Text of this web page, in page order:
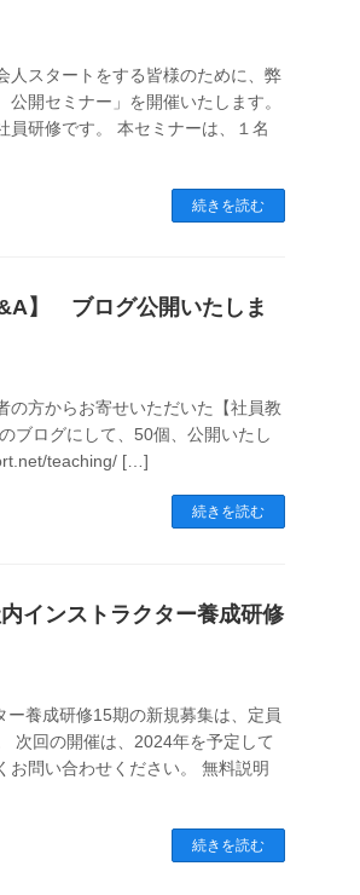
人スタートをする皆様のために、弊
開セミナー」を開催いたします。
員研修です。 本セミナーは、１名
続きを読む
】 ブログ公開いたしま
の方からお寄せいただいた【社員教
ブログにして、50個、公開いたし
teaching/ […]
続きを読む
インストラクター養成研修
養成研修15期の新規募集は、定員
次回の開催は、2024年を予定して
お問い合わせください。 無料説明
続きを読む